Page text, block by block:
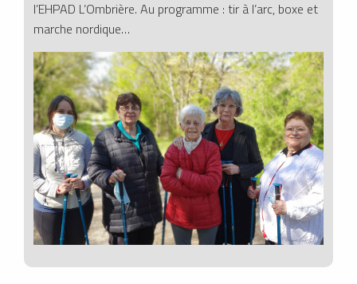
l’EHPAD L’Ombrière. Au programme : tir à l’arc, boxe et
marche nordique…